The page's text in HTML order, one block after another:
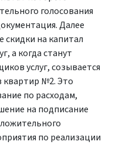
голосования
Далее
скидки на капитал
а когда станут
услуг, созывается
квартир №2. Это
по расходам,
на подписание
по реализации